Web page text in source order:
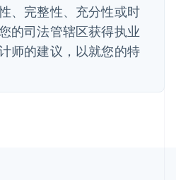
、完整性、充分性或时
的司法管辖区获得执业
师的建议，以就您的特